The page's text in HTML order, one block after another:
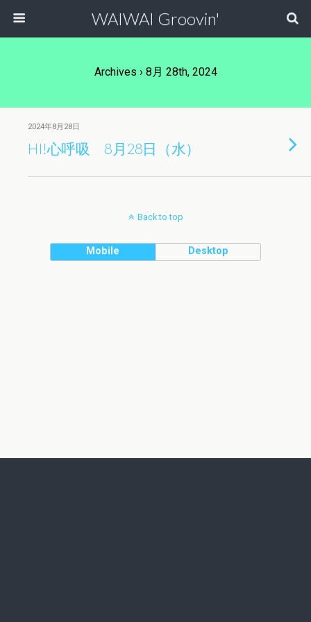
WAIWAI Groovin'
Archives › 8月 28th, 2024
2024年8月28日
HI!心呼吸 8月28日（水）
Back to top
Mobile Desktop